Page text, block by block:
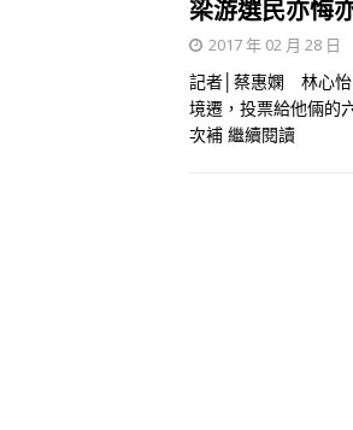
梁游選民亦悔
2017 年 02 月 28 日
記者│蔡惠嫻 林心
境遷，投票給他倆的
次補 繼續閱讀